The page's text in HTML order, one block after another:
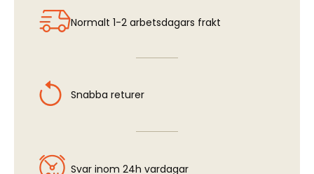
Normalt 1-2 arbetsdagars frakt
Snabba returer
Svar inom 24h vardagar